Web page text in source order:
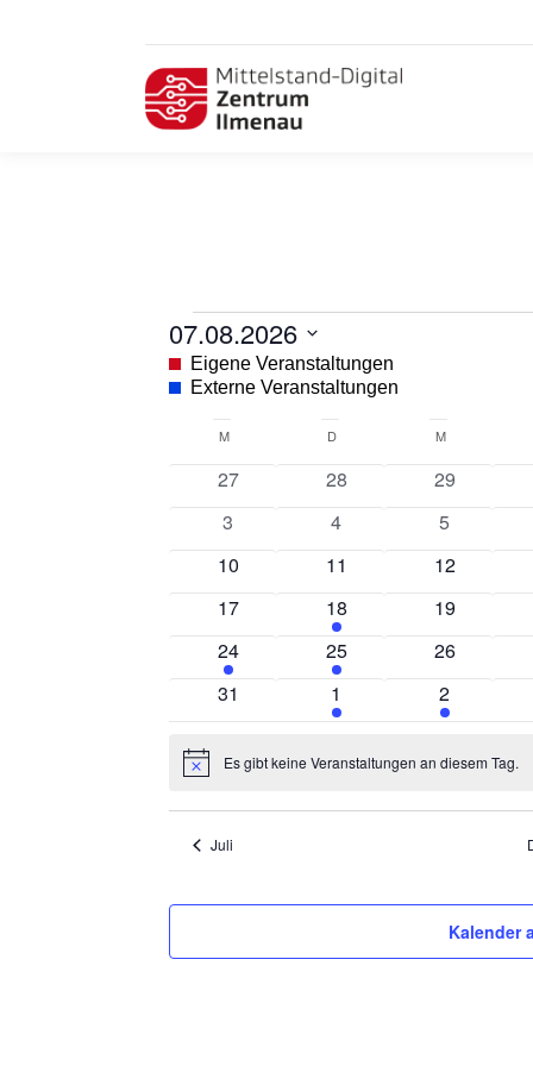
Veranstaltungen
07.08.2026
Datum
wählen.
Eigene Veranstaltungen
Externe Veranstaltungen
Kalender
von
Veranstaltungen
M D M
0
Veranstaltungen
27
0
Veranstaltungen
28
0
29
0
Veranstaltungen
3
0
Veranstaltungen
4
0
5
0
Veranstaltungen
10
0
Veranstaltungen
11
0
12
0
Veranstaltungen
17
1
Veranstaltung
18
0
19
1
Veranstaltung
24
1
Veranstaltung
25
0
26
0
Veranstaltungen
31
2
Veranstaltungen
1
1
2
HinweisEs gibt keine Veranstaltungen an diesem Tag.
Juli
Kalender